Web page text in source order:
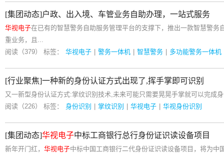
[集团动态]户政、出入境、车管业务自助办理，一站式服务
华视电子在已有的智慧警务自助服务管理平台的支撑下，推出一款智慧警
重业务，且...
阅读（379） 标签： 华视电子 警务一体机 智慧警务 多功能警务一体机
[行业聚焦]一种新的身份认证方式出现了,挥手掌即可识别
又一新型身份认证方式:掌纹识别技术,未来可能只需要晃晃手掌就可以完成
阅读（226） 标签： 身份识别 掌纹识别 华视电子 华视身份识别
[集团动态]华视电子中标工商银行总行身份证识读设备项目
新年开门红， 华视电子中标中国工商银行二代身份证识读设备项目，将为